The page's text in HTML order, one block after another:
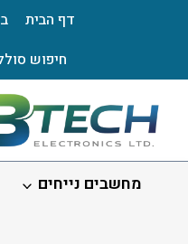
דף הבית
חיפוש
מחשבים נייחים